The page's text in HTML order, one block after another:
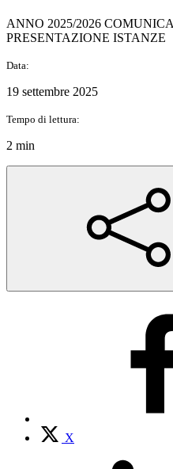
ANNO 2025/2026
PRESENTAZIONE ISTANZE
Data:
19 settembre 2025
Tempo di lettura:
2 min
X